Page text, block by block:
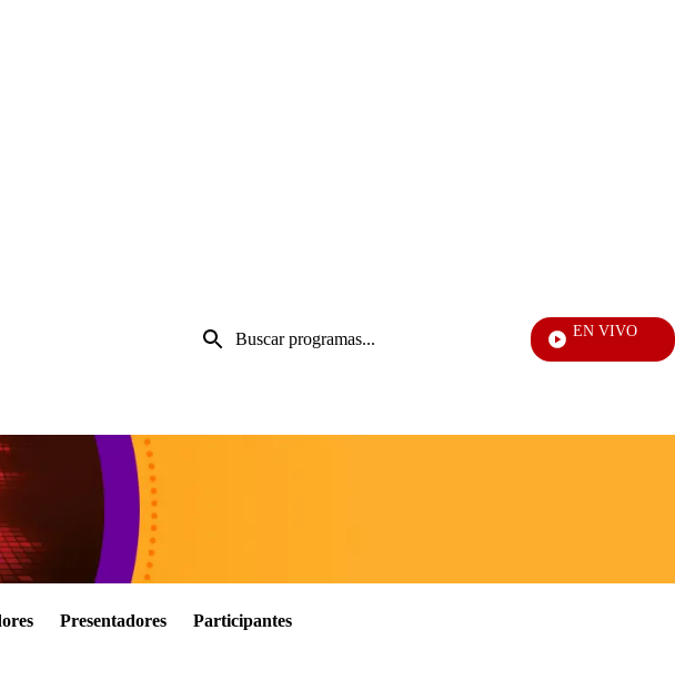
Entrada
de
EN VIVO
Presentadores Participantes